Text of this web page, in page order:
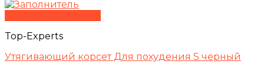
Top-Experts
Утягивающий корсет Для похудения S черный